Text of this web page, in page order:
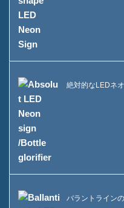
絶対的なLEDネ
バラントライン